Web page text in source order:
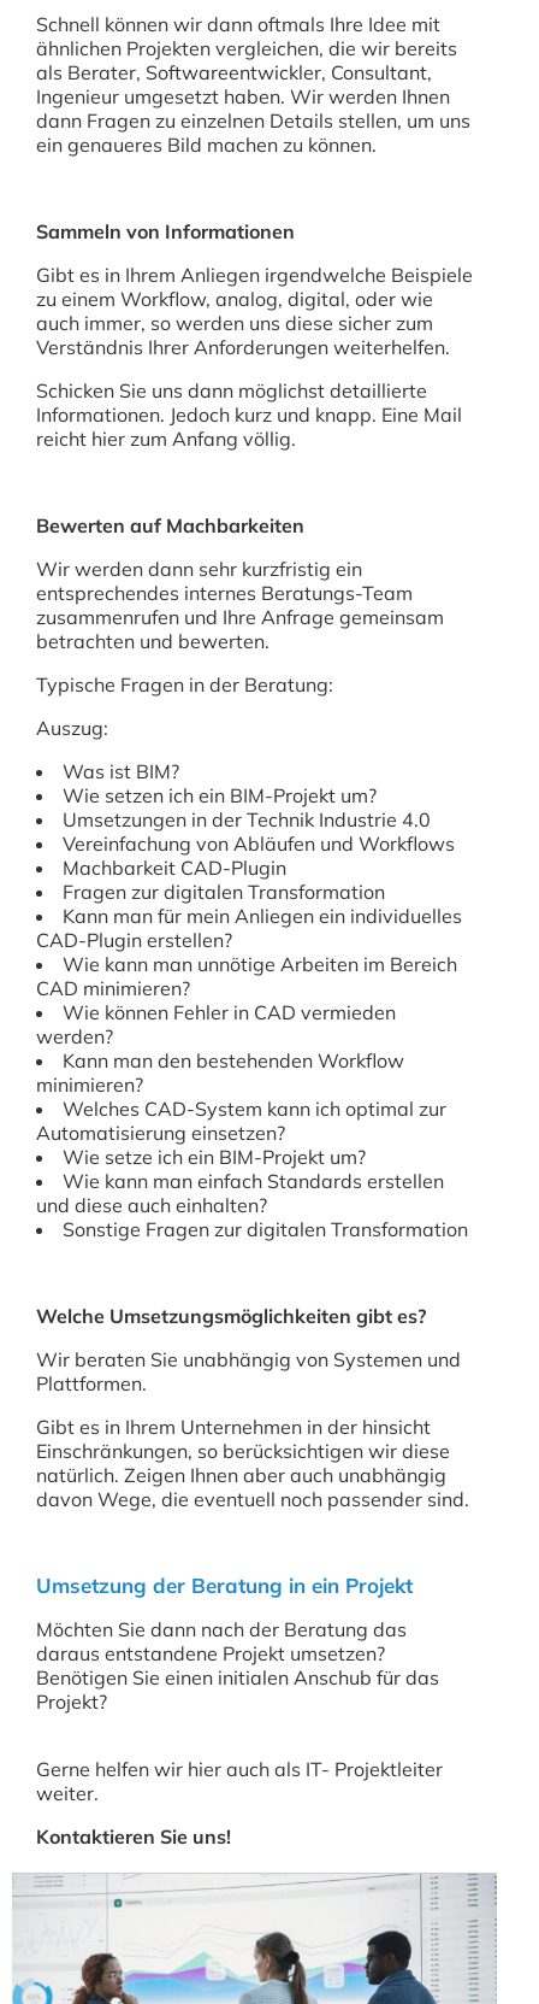
Schnell können wir dann oftmals Ihre Idee mit
ähnlichen Projekten vergleichen, die wir bereits
als Berater, Softwareentwickler, Consultant,
Ingenieur umgesetzt haben. Wir werden Ihnen
dann Fragen zu einzelnen Details stellen, um uns
ein genaueres Bild machen zu können.
Sammeln von Informationen
Gibt es in Ihrem Anliegen irgendwelche Beispiele
zu einem Workflow, analog, digital, oder wie
auch immer, so werden uns diese sicher zum
Verständnis Ihrer Anforderungen weiterhelfen.
Schicken Sie uns dann möglichst detaillierte
Informationen. Jedoch kurz und knapp. Eine Mail
reicht hier zum Anfang völlig.
Bewerten auf Machbarkeiten
Wir werden dann sehr kurzfristig ein
entsprechendes internes Beratungs-Team
zusammenrufen und Ihre Anfrage gemeinsam
betrachten und bewerten.
Typische Fragen in der Beratung:
Auszug:
Was ist BIM?
Wie setzen ich ein BIM-Projekt um?
Umsetzungen in der Technik Industrie 4.0
Vereinfachung von Abläufen und Workflows
Machbarkeit CAD-Plugin
Fragen zur digitalen Transformation
Kann man für mein Anliegen ein individuelles
CAD-Plugin erstellen?
Wie kann man unnötige Arbeiten im Bereich
CAD minimieren?
Wie können Fehler in CAD vermieden
werden?
Kann man den bestehenden Workflow
minimieren?
Welches CAD-System kann ich optimal zur
Automatisierung einsetzen?
Wie setze ich ein BIM-Projekt um?
Wie kann man einfach Standards erstellen
und diese auch einhalten?
Sonstige Fragen zur digitalen Transformation
Welche Umsetzungsmöglichkeiten gibt es?
Wir beraten Sie unabhängig von Systemen und
Plattformen.
Gibt es in Ihrem Unternehmen in der hinsicht
Einschränkungen, so berücksichtigen wir diese
natürlich. Zeigen Ihnen aber auch unabhängig
davon Wege, die eventuell noch passender sind.
Umsetzung der Beratung in ein Projekt
Möchten Sie dann nach der Beratung das
daraus entstandene Projekt umsetzen?
Benötigen Sie einen initialen Anschub für das
Projekt?
Gerne helfen wir hier auch als IT- Projektleiter
weiter.
Kontaktieren Sie uns!